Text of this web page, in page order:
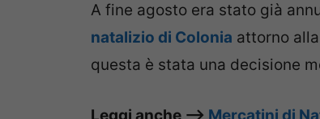
A fine agosto era stato già
natalizio di Colonia attorno
questa è stata una decisione
Leggi anche –> Mercatini di